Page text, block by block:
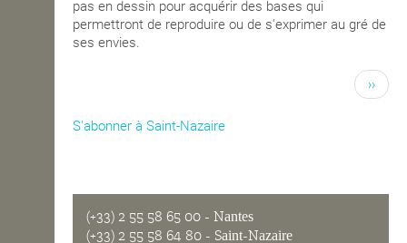
pas en dessin pour acquérir des bases qui
permettront de reproduire ou de s'exprimer au gré de
ses envies.
››
S'abonner à Saint-Nazaire
(+33) 2 55 58 65 00 - Nantes
(+33) 2 55 58 64 80 - Saint-Nazaire